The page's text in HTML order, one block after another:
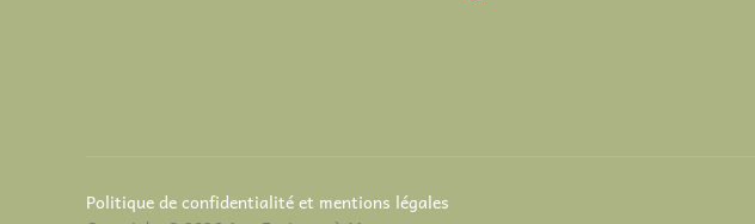
Politique de confidentialité et mentions légales